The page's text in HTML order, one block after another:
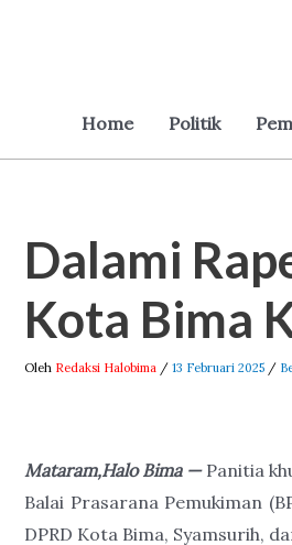
Home Politik
Dalami
Kota Bima
Oleh Redaksi Halobima / 13 Februari 2025 /
Mataram,Halo Bima —Panitia
Balai Prasarana Pemukiman
DPRD Kota Bima, Syamsurih,
Post
navigation